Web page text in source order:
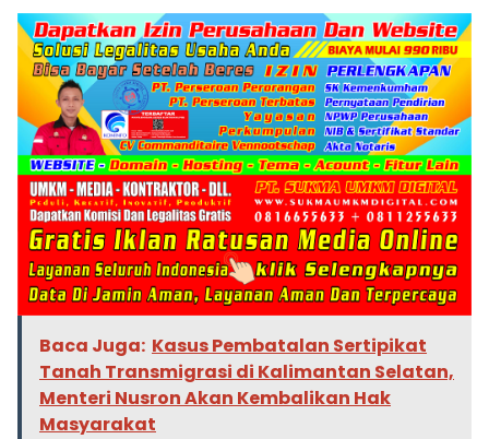
Baca Juga: Kasus Pembatalan Sertipikat
Tanah Transmigrasi di Kalimantan Selatan,
Menteri Nusron Akan Kembalikan Hak
Masyarakat